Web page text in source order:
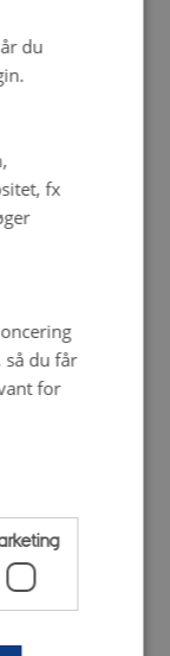
du
fx
så du får
for